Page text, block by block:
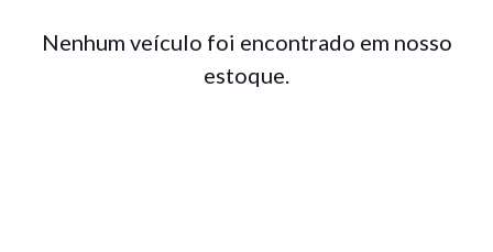
Nenhum veículo foi encontrado em nosso
estoque.